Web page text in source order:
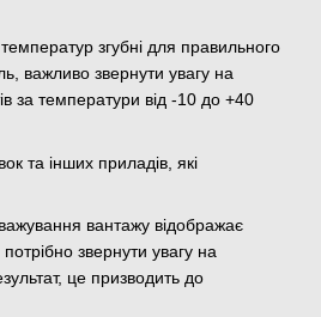
згубні для правильного
важливо звернути увагу на
за температури від -10 до +40
та інших приладів, які
вантажу відображає
звернути увагу на
це призводить до